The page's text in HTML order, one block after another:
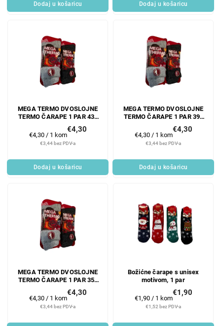
Dodaj u košaricu Dodaj u košaricu
MEGA TERMO DVOSLOJNE
TERMO ČARAPE 1 PAR 43-
€3,44 bez PDV-a
€4,30
Mjerenje
cijene:
€4,30 / 1 kom
Dodaj u košaricu
MEGA TERMO DVOSLOJNE
TERMO ČARAPE 1 PAR 39-
€3,44 bez PDV-a
€4,30
Mjerenje
cijene:
€4,30 / 1 kom
Dodaj u košaricu
MEGA TERMO DVOSLOJNE
TERMO ČARAPE 1 PAR 35-
€3,44 bez PDV-a
€4,30
Mjerenje
cijene:
€4,30 / 1 kom
Božićne čarape s unisex
motivom, 1 par
€1,52 bez PDV-a
€1,90
Mjerenje
cijene:
€1,90 / 1 kom